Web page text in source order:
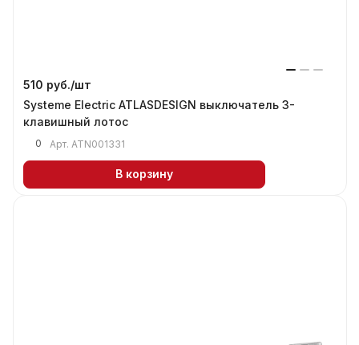
510 руб./шт
Systeme Electric ATLASDESIGN выключатель 3-
клавишный лотос
0 Арт. ATN001331
В корзину